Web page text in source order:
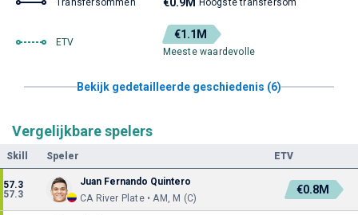
ETV
€1.1M
Meeste waardevolle
Bekijk gedetailleerde geschiedenis (6)
Vergelijkbare spelers
Skill Speler ETV
57.3
57.3
Juan Fernando Quintero
CA River Plate • AM, M (C)
€0.8M